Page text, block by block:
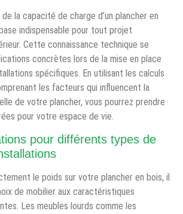
de la capacité de charge d’un plancher en
indispensable pour tout projet
Cette connaissance technique se
concrètes lors de la mise en place
spécifiques. En utilisant les calculs
les facteurs qui influencent la
de votre plancher, vous pourrez prendre
pour votre espace de vie.
pour différents types de
le poids sur votre plancher en bois, il
de mobilier aux caractéristiques
Les meubles lourds comme les